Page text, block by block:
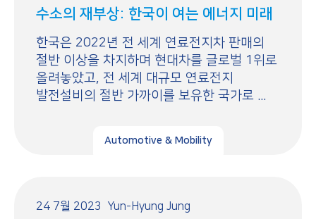
수소의 재부상: 한국이 여는 에너지 미래
한국은 2022년 전 세계 연료전지차 판매의
절반 이상을 차지하며 현대차를 글로벌 1위로
올려놓았고, 전 세계 대규모 연료전지
발전설비의 절반 가까이를 보유한 국가로 ...
Automotive & Mobility
24 7월 2023 Yun-Hyung Jung